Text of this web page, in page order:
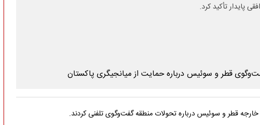
پایدار تأکید کرد.
قطر و سوئیس درباره تحولات منطقه گفت‌وگوی تلفنی کردند.